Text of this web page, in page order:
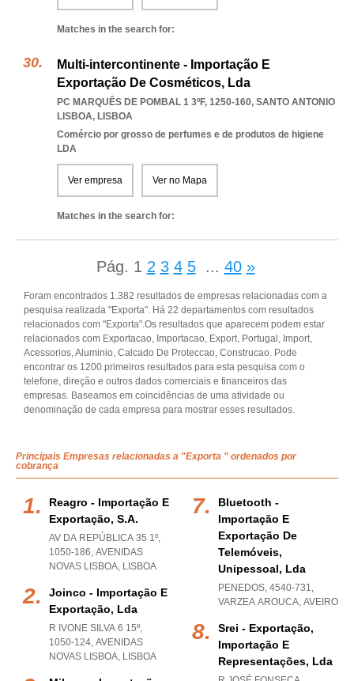
Matches in the search for:
Multi-intercontinente - Importação E
Exportação De Cosméticos, Lda
PC MARQUÊS DE POMBAL 1 3ºF, 1250-160, SANTO ANTONIO
LISBOA, LISBOA
Comércio por grosso de perfumes e de produtos de higiene
LDA
Ver empresa Ver no Mapa
Matches in the search for:
Pág. 1 2 3 4 5 ... 40 »
Foram encontrados 1.382 resultados de empresas relacionadas com a
pesquisa realizada "Exporta". Há 22 departamentos com resultados
relacionados com "Exporta".Os resultados que aparecem podem estar
relacionados com Exportacao, Importacao, Export, Portugal, Import,
Acessorios, Aluminio, Calcado De Proteccao, Construcao. Pode
encontrar os 1200 primeiros resultados para esta pesquisa com o
telefone, direção e outros dados comerciais e financeiros das
empresas. Baseamos em coincidências de uma atividade ou
denominação de cada empresa para mostrar esses resultados.
Principais Empresas relacionadas a "Exporta " ordenados por
cobrança
Reagro - Importação E
Exportação, S.a.
AV DA REPÚBLICA 35 1º,
1050-186, AVENIDAS
NOVAS LISBOA, LISBOA
Joinco - Importação E
Exportação, Lda
R IVONE SILVA 6 15º,
1050-124, AVENIDAS
NOVAS LISBOA, LISBOA
Bluetooth -
Importação E
Exportação De
Telemóveis,
Unipessoal, Lda
PENEDOS, 4540-731,
VARZEA AROUCA, AVEIRO
Srei - Exportação,
Importação E
Representações, Lda